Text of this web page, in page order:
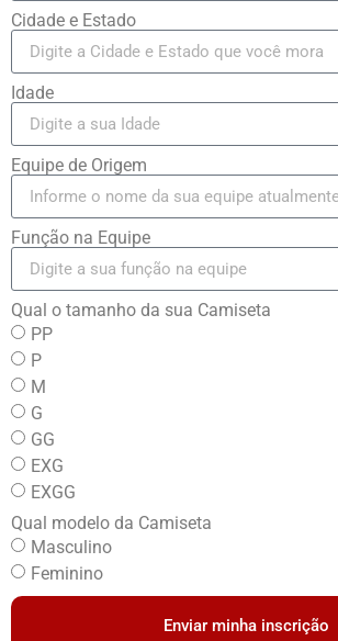
Cidade e Estado
Idade
Equipe de Origem
Função na Equipe
Qual o tamanho da sua Camiseta
PP
P
M
G
GG
EXG
EXGG
Qual modelo da Camiseta
Masculino
Feminino
Enviar minha inscrição